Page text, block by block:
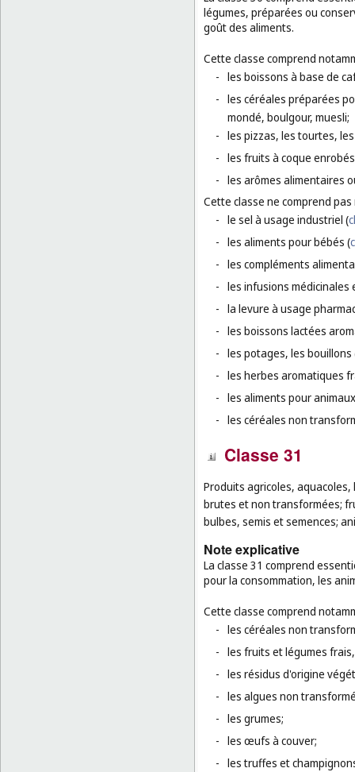
légumes, préparées ou
goût des aliments.
Cette classe comprend
- les boissons à base de
- les céréales préparées
mondé, boulgour, muesli;
- les pizzas, les tourtes,
- les fruits à coque
- les arômes alimentaires
Cette classe ne comprend
- le sel à usage industriel (
- les aliments pour bébés (
- les compléments
- les infusions médicinales
- la levure à usage
- les boissons lactées
- les potages, les bouillons
- les herbes aromatiques
- les aliments pour
- les céréales non
Classe 31
Produits agricoles,
brutes et non transformées;
bulbes, semis et semences;
Note explicative
La classe 31 comprend
pour la consommation, les
Cette classe comprend
- les céréales non
- les fruits et légumes
- les résidus d'origine
- les algues non
- les grumes;
- les œufs à couver;
- les truffes et